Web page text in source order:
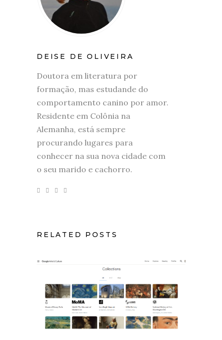
DEISE DE OLIVEIRA
Doutora em literatura por
formação, mas estudande do
comportamento canino por amor.
Residente em Colônia na
Alemanha, está sempre
procurando lugares para
conhecer na sua nova cidade com
o seu marido e cachorro.
RELATED POSTS